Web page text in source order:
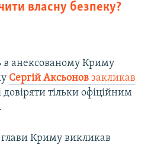
власну безпеку?
в анексованому Криму
Сергій Аксьонов закликав
довіряти тільки офіційним
Криму викликав